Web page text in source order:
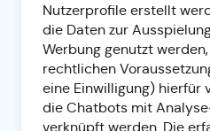
Nutzerprofile erstellt
die Daten zur
Werbung genutzt
rechtlichen
eine Einwilligung) hierfür
die Chatbots mit
verknüpft werden. Die